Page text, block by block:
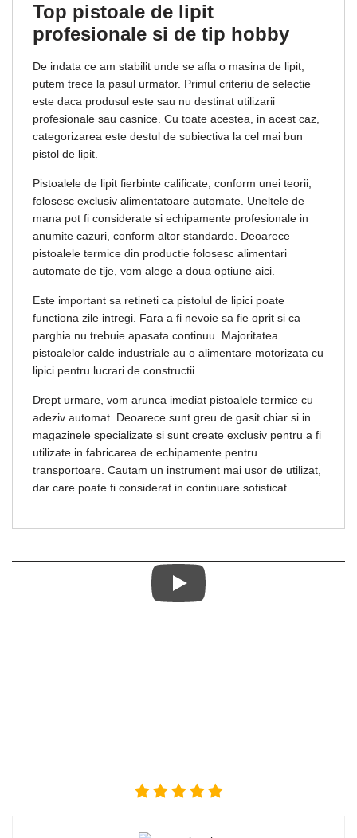
Top pistoale de lipit
profesionale si de tip hobby
De indata ce am stabilit unde se afla o masina de lipit,
putem trece la pasul urmator. Primul criteriu de selectie
este daca produsul este sau nu destinat utilizarii
profesionale sau casnice. Cu toate acestea, in acest caz,
categorizarea este destul de subiectiva la cel mai bun
pistol de lipit.
Pistoalele de lipit fierbinte calificate, conform unei teorii,
folosesc exclusiv alimentatoare automate. Uneltele de
mana pot fi considerate si echipamente profesionale in
anumite cazuri, conform altor standarde. Deoarece
pistoalele termice din productie folosesc alimentari
automate de tije, vom alege a doua optiune aici.
Este important sa retineti ca pistolul de lipici poate
functiona zile intregi. Fara a fi nevoie sa fie oprit si ca
parghia nu trebuie apasata continuu. Majoritatea
pistoalelor calde industriale au o alimentare motorizata cu
lipici pentru lucrari de constructii.
Drept urmare, vom arunca imediat pistoalele termice cu
adeziv automat. Deoarece sunt greu de gasit chiar si in
magazinele specializate si sunt create exclusiv pentru a fi
utilizate in fabricarea de echipamente pentru
transportoare. Cautam un instrument mai usor de utilizat,
dar care poate fi considerat in continuare sofisticat.